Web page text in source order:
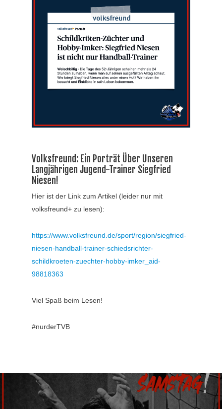
Volksfreund: Ein Porträt Über Unseren
Langjährigen Jugend-Trainer Siegfried
Niesen!
Hier ist der Link zum Artikel (leider nur mit
volksfreund+ zu lesen):
https://www.volksfreund.de/sport/region/siegfried-
niesen-handball-trainer-schiedsrichter-
schildkroeten-zuechter-hobby-imker_aid-
98818363
Viel Spaß beim Lesen!
#nurderTVB